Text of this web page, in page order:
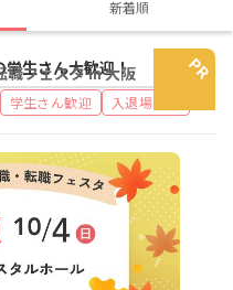
新着順
職フェスタ in 大阪
学生さん大歓迎！
学生さん歓迎 入退場自由